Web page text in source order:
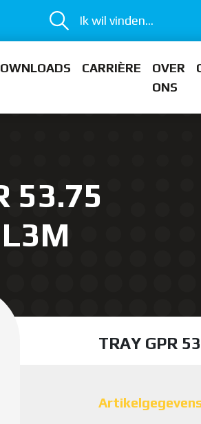
Ik wil vinden...
CARRIÈRE
OVER
ONS
53.75
TRAY GPR